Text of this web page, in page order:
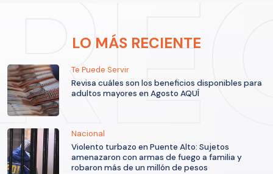
LO MÁS RECIENTE
Te Puede Servir
Revisa cuáles son los beneficios disponibles para
adultos mayores en Agosto AQUÍ
Nacional
Violento turbazo en Puente Alto: Sujetos
amenazaron con armas de fuego a familia y
robaron más de un millón de pesos